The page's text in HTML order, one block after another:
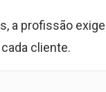
a profissão
cliente.